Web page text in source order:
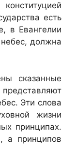
есть
в Евангелии
должна
сказанные
Эти слова
жизни
принципах.
а принципов